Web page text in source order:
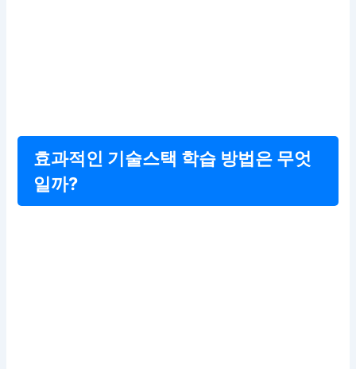
효과적인 기술스택 학습 방법은 무엇
일까?